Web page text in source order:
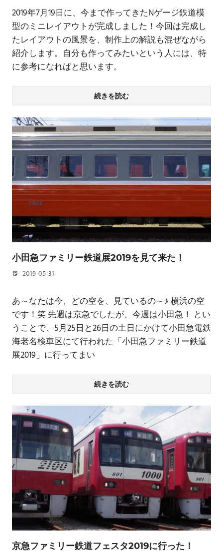
2019年7月19日に、今まで作ってきたNゲージ鉄道模
型のミニレイアウトが完成しました！今回は完成し
たレイアウトの風景を、制作上の解説も混ぜながら
紹介します。自分も作ってみたいという人には、特
に参考になればと思います。
続きを読む
小田急ファミリー鉄道展2019を見て来た！
2019-05-31
あ～なたは今、どの空を、見ているの～♪ 横浜の空
です！笑 先週は京急でしたが、今週は小田急！ とい
うことで、5月25日と26日の土日にかけて小田急電鉄
海老名検車区にて行われた「小田急ファミリー鉄道
展2019」に行ってまい
続きを読む
京急ファミリー鉄道フェスタ2019に行った！